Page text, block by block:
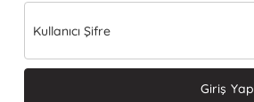
Kullanıcı Şifre
Giriş Yap